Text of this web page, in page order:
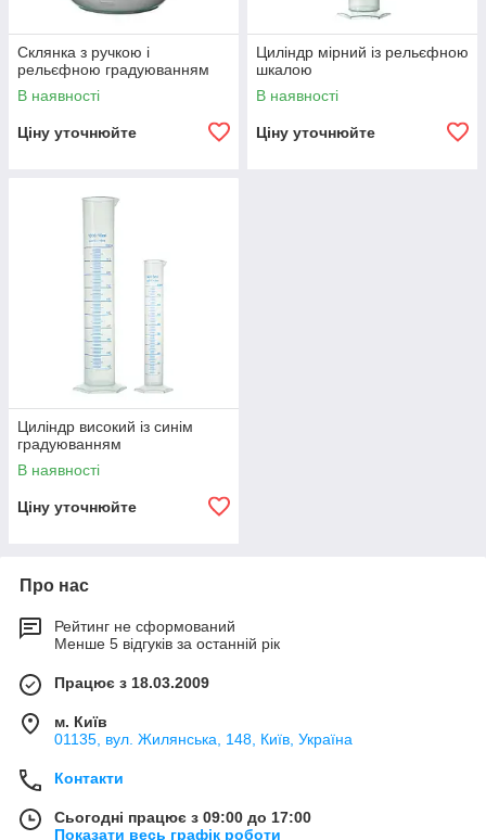
Склянка з ручкою і
рельєфною градуюванням
В наявності
Ціну уточнюйте
Циліндр мірний із рельєфною
шкалою
В наявності
Ціну уточнюйте
Циліндр високий із синім
градуюванням
В наявності
Ціну уточнюйте
Про нас
Рейтинг не сформований
Менше 5 відгуків за останній рік
Працює з 18.03.2009
м. Київ
01135, вул. Жилянська, 148, Київ, Україна
Контакти
Сьогодні працює з 09:00 до 17:00
Показати весь графік роботи